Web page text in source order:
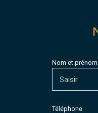
Nom et
Téléphone